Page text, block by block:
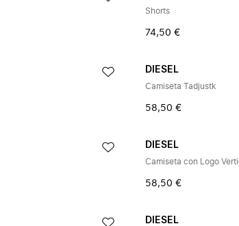
Shorts
74,50 €
DIESEL
Camiseta Tadjustk
58,50 €
DIESEL
Camiseta con Logo
58,50 €
DIESEL